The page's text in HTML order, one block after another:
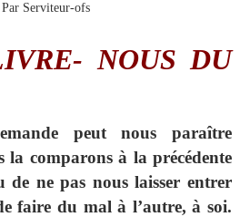
Par Serviteur-ofs
NOUS DU
peut nous paraître
la comparons à la précédente
de ne pas nous laisser entrer
faire du mal à l’autre, à soi.